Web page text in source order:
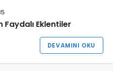
Eklentiler
DEVAMINI OKU